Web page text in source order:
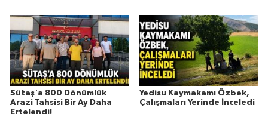
Sütaş'a 800 Dönümlük
Arazi Tahsisi Bir Ay Daha
Ertelendi!
Yedisu Kaymakamı Özbek,
Çalışmaları Yerinde İnceledi